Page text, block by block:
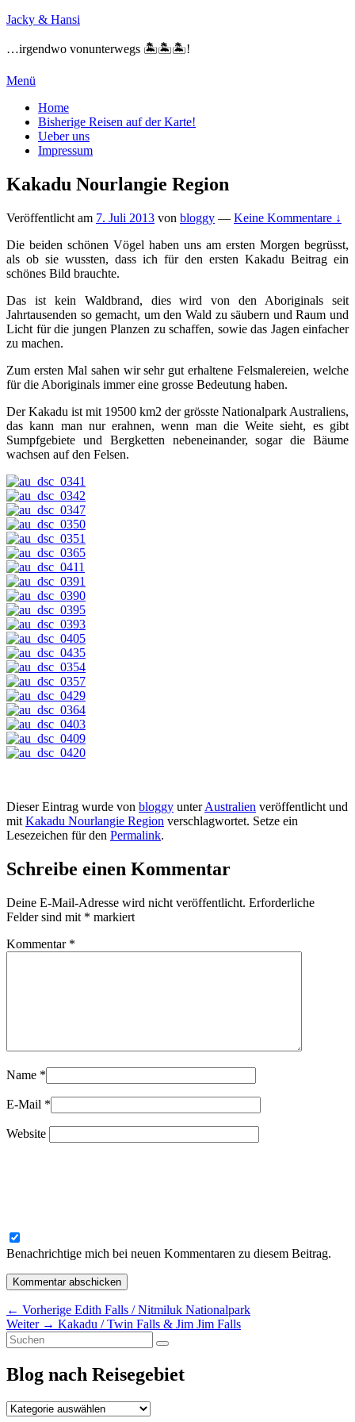
Zum
springen
Jacky & Hansi
…irgendwo vonunterwegs 🏝🏝🏝!
Menü
Primäres
Menü
Home
Bisherige Reisen auf der Karte!
Ueber uns
Impressum
Kakadu Nourlangie Region
Veröffentlicht am 7. Juli 2013 von bloggy — Keine Kommentare ↓
Die beiden schönen Vögel haben uns am ersten Morgen begrüsst,
als ob sie wussten, dass ich für den ersten Kakadu Beitrag ein
schönes Bild brauchte.
Das ist kein Waldbrand, dies wird von den Aboriginals seit
Jahrtausenden so gemacht, um den Wald zu säubern und Raum und
Licht für die jungen Planzen zu schaffen, sowie das Jagen einfacher
zu machen.
Zum ersten Mal sahen wir sehr gut erhaltene Felsmalereien, welche
für die Aboriginals immer eine grosse Bedeutung haben.
Der Kakadu ist mit 19500 km2 der grösste Nationalpark Australiens,
das kann man nur erahnen, wenn man die Weite sieht, es gibt
Sumpfgebiete und Bergketten nebeneinander, sogar die Bäume
wachsen auf den Felsen.
Dieser Eintrag wurde von bloggy unterAustralien veröffentlicht und
mit Kakadu Nourlangie Region verschlagwortet. Setze ein
Lesezeichen für den Permalink.
Schreibe einen Kommentar
Deine E-Mail-Adresse wird nicht veröffentlicht. Erforderliche
Felder sind mit * markiert
Kommentar *
Name *
E-Mail *
Website
Benachrichtige mich bei neuen Kommentaren zu diesem Beitrag.
Beitragsnavigation
← Vorherige Vorheriger
Beitrag:
Edith Falls / Nitmiluk Nationalpark
Weiter → Nächster
Kakadu / Twin Falls & Jim Jim Falls
Primärer
Seitenleisten-
Widgetbereich
Suchen
nach:
Suchen
Blog nach Reisegebiet
Blog